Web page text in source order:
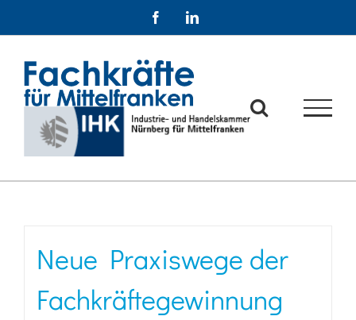
FacebookLinkedIn
Neue Praxiswege der
Fachkräftegewinnung